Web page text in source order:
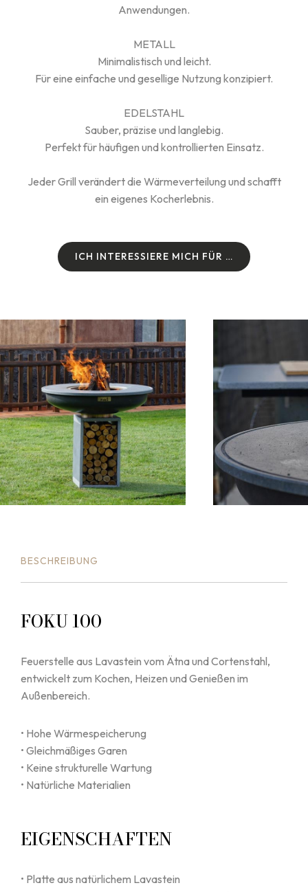
Anwendungen.
METALL
Minimalistisch und leicht.
Für eine einfache und gesellige Nutzung konzipiert.
EDELSTAHL
Sauber, präzise und langlebig.
Perfekt für häufigen und kontrollierten Einsatz.
Jeder Grill verändert die Wärmeverteilung und schafft
ein eigenes Kocherlebnis.
ICH INTERESSIERE MICH FÜR …
ICH INTERESSIERE MICH FÜR …
BESCHREIBUNG
FOKU 100
Feuerstelle aus Lavastein vom Ätna und Cortenstahl,
entwickelt zum Kochen, Heizen und Genießen im
Außenbereich.
• Hohe Wärmespeicherung
• Gleichmäßiges Garen
• Keine strukturelle Wartung
• Natürliche Materialien
EIGENSCHAFTEN
• Platte aus natürlichem Lavastein